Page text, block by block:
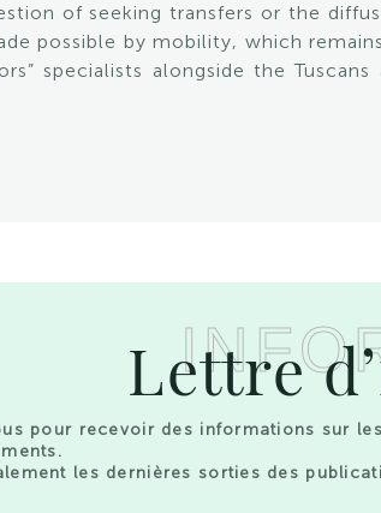
of seeking transfers or the
possible by mobility, which
specialists alongside the
Lettre
pour recevoir des informations sur
les dernières sorties des